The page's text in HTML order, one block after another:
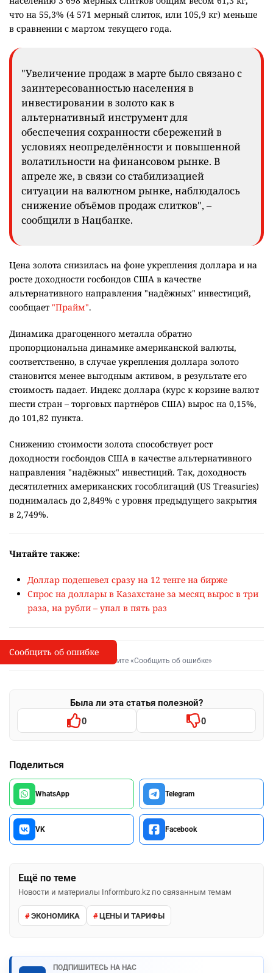
что на 55,3% (4 571 мерный слиток, или 105,9 кг) меньше
в сравнении с мартом текущего года.
"Увеличение продаж в марте было связано с
заинтересованностью населения в
инвестировании в золото как в
альтернативный инструмент для
обеспечения сохранности сбережений в
условиях неопределённости и повышенной
волатильности на финансовом рынке. В
апреле же, в связи со стабилизацией
ситуации на валютном рынке, наблюдалось
снижение объёмов продаж слитков", –
сообщили в Нацбанке.
Цена золота снизилась на фоне укрепления доллара и на
росте доходности госбондов США в качестве
альтернативного направления "надёжных" инвестиций,
сообщает "Прайм".
Динамика драгоценного металла обратно
пропорциональна динамике американской валюты,
соответственно, в случае укрепления доллара золото
становится менее выгодным активом, в результате его
стоимость падает. Индекс доллара (курс к корзине валют
шести стран – торговых партнёров США) вырос на 0,15%,
до 101,82 пункта.
Снижению стоимости золота способствует рост
доходности госбондов США в качестве альтернативного
направления "надёжных" инвестиций. Так, доходность
десятилетних американских гособлигаций (US Treasuries)
поднималась до 2,849% с уровня предыдущего закрытия
в 2,749%.
Читайте также:
Доллар подешевел сразу на 12 тенге на бирже
Спрос на доллары в Казахстане за месяц вырос в три
раза, на рубли – упал в пять раз
I
Сообщить об опечатке
Выделите фрагмент и нажмите «Сообщить об ошибке»
Была ли эта статья полезной?
0 0
Поделиться
WhatsApp Telegram
VK Facebook
Ещё по теме
Новости и материалы Informburo.kz по связанным темам
ЭКОНОМИКА ЦЕНЫ И ТАРИФЫ
ПОДПИШИТЕСЬ НА НАС
Сообщить об ошибке